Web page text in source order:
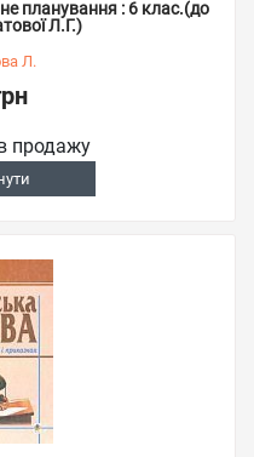
планування : 6 клас.(до
Л.Г.)
Л.
продажу